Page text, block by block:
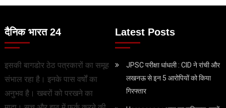
दैनिक भारत 24
इसकी बागडोर ठेठ पत्रकारों का समूह
संभाल रहा है। इनके पास वर्षों का
अनुभव है। खबरों को परखने का
Latest Posts
JPSC परीक्षा धांधली : CID ने रांची और
लखनऊ से इन 5 आरोपियों को किया
गिरफ्तार